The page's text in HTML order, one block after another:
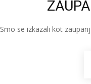
Smo se izkazali kot